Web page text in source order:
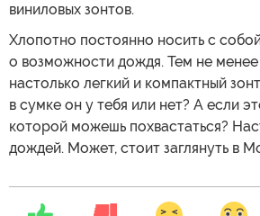
виниловых зонтов.
Хлопотно постоянно носить с
о возможности дождя. Тем не менее
настолько легкий и компактный
в сумке он у тебя или нет? А если
которой можешь похвастаться?
дождей. Может, стоит заглянуть в